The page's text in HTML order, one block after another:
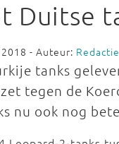
Duitse
- Auteur:
tanks
tegen de
nu ook nog